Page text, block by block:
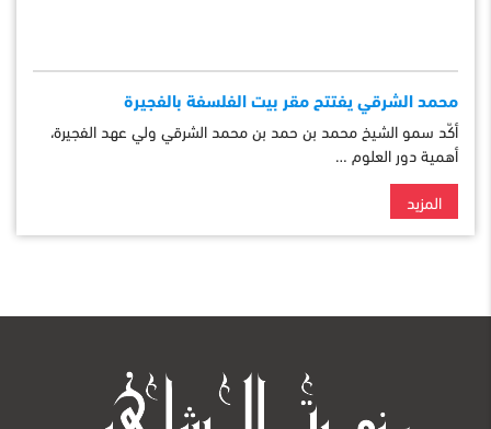
محمد الشرقي يفتتح مقر بيت الفلسفة بالفجيرة
أكّد سمو الشيخ محمد بن حمد بن محمد الشرقي ولي عهد الفجيرة،
أهمية دور العلوم …
المزيد